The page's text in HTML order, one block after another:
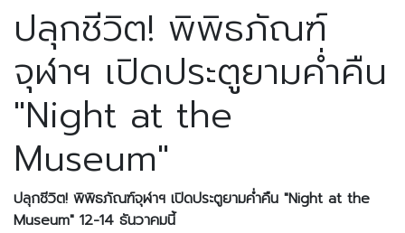
ปลุกชีวิต! พิพิธภัณฑ์
จุฬาฯ เปิดประตูยามค่ำคืน
"Night at the
Museum"
ปลุกชีวิต! พิพิธภัณฑ์จุฬาฯ เปิดประตูยามค่ำคืน "Night at the
Museum" 12-14 ธันวาคมนี้